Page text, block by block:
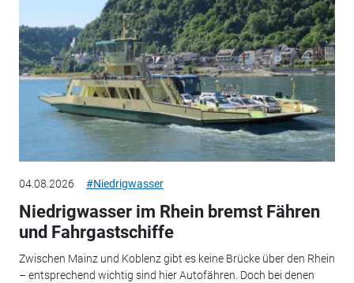
04.08.2026 #Niedrigwasser
Niedrigwasser im Rhein bremst Fähren
und Fahrgastschiffe
Zwischen Mainz und Koblenz gibt es keine Brücke über den Rhein
– entsprechend wichtig sind hier Autofähren. Doch bei denen